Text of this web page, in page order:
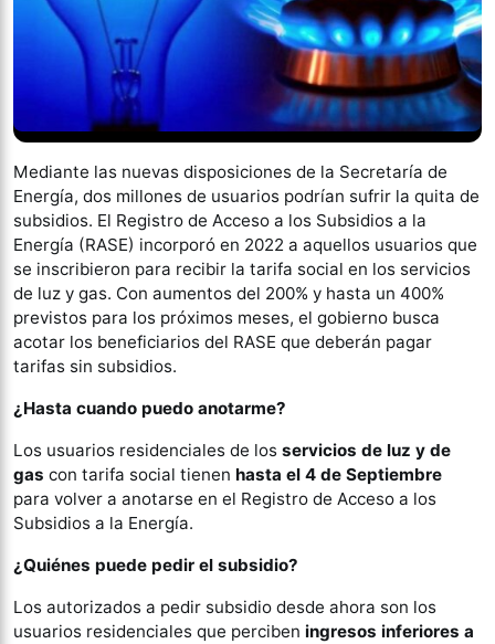
Mediante las nuevas disposiciones de la Secretaría de
Energía, dos millones de usuarios podrían sufrir la quita de
subsidios. El Registro de Acceso a los Subsidios a la
Energía (RASE) incorporó en 2022 a aquellos usuarios que
se inscribieron para recibir la tarifa social en los servicios
de luz y gas. Con aumentos del 200% y hasta un 400%
previstos para los próximos meses, el gobierno busca
acotar los beneficiarios del RASE que deberán pagar
tarifas sin subsidios.
¿Hasta cuando puedo anotarme?
Los usuarios residenciales de los servicios de luz y de
gas con tarifa social tienen hasta el 4 de Septiembre
para volver a anotarse en el Registro de Acceso a los
Subsidios a la Energía.
¿Quiénes puede pedir el subsidio?
Los autorizados a pedir subsidio desde ahora son los
usuarios residenciales que perciben ingresos inferiores a